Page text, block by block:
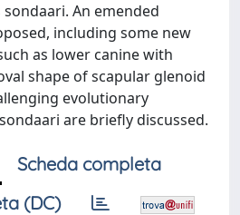
sondaari. An emended
including some new
as lower canine with
shape of scapular glenoid
evolutionary
are briefly discussed.
Scheda completa
(DC)